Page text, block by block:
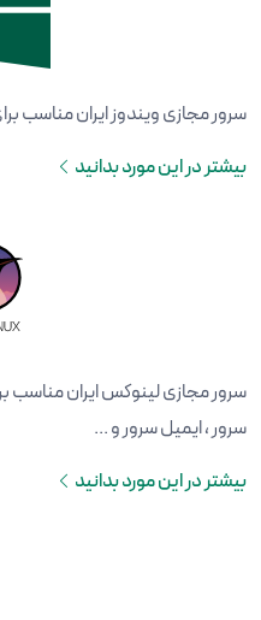
سرور مجازی ویندوز ایران مناسب
بیشتر در این مورد بدانید
سرور مجازی لینوکس ایران مناسب
سرور ، ایمیل سرور و ...
بیشتر در این مورد بدانید